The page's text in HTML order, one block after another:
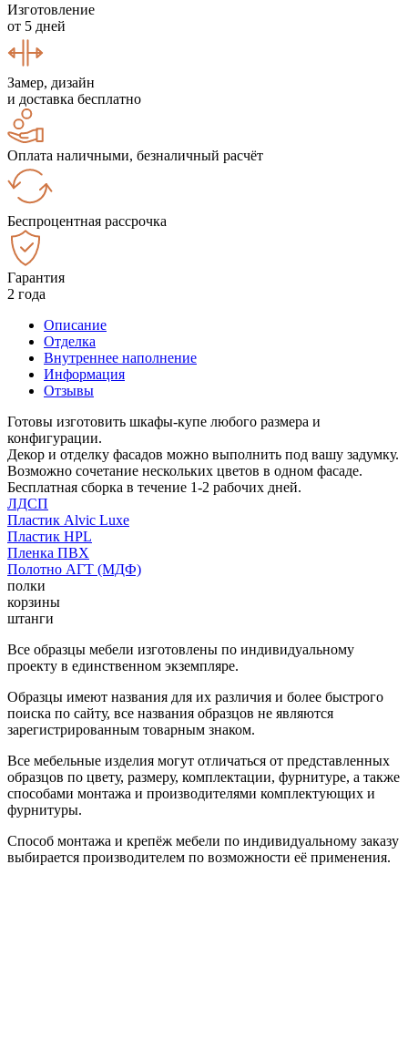
Изготовление
от 5 дней
Замер, дизайн
и доставка бесплатно
Оплата наличными, безналичный расчёт
Беспроцентная рассрочка
Гарантия
2 года
Описание
Отделка
Внутреннее наполнение
Информация
Отзывы
Готовы изготовить шкафы-купе любого размера и
конфигурации.
Декор и отделку фасадов можно выполнить под вашу задумку.
Возможно сочетание нескольких цветов в одном фасаде.
Бесплатная сборка в течение 1-2 рабочих дней.
ЛДСП
Пластик Alvic Luxe
Пластик HPL
Пленка ПВХ
Полотно АГТ (МДФ)
полки
корзины
штанги
Все образцы мебели изготовлены по индивидуальному
проекту в единственном экземпляре.
Образцы имеют названия для их различия и более быстрого
поиска по сайту, все названия образцов не являются
зарегистрированным товарным знаком.
Все мебельные изделия могут отличаться от представленных
образцов по цвету, размеру, комплектации, фурнитуре, а также
способами монтажа и производителями комплектующих и
фурнитуры.
Способ монтажа и крепёж мебели по индивидуальному заказу
выбирается производителем по возможности её применения.